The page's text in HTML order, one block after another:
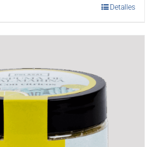
Detalles